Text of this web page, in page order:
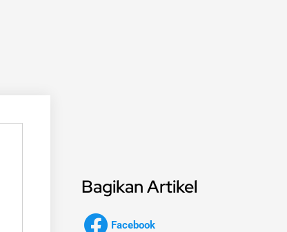
Bagikan Artikel
Facebook